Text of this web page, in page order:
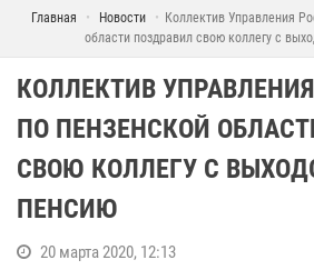
Главная Новости
Коллектив Управления
области поздравил свою коллегу с
КОЛЛЕКТИВ
ПО ПЕНЗЕНСКОЙ
СВОЮ КОЛЛЕГУ С
ПЕНСИЮ
20 марта 2020, 12:13